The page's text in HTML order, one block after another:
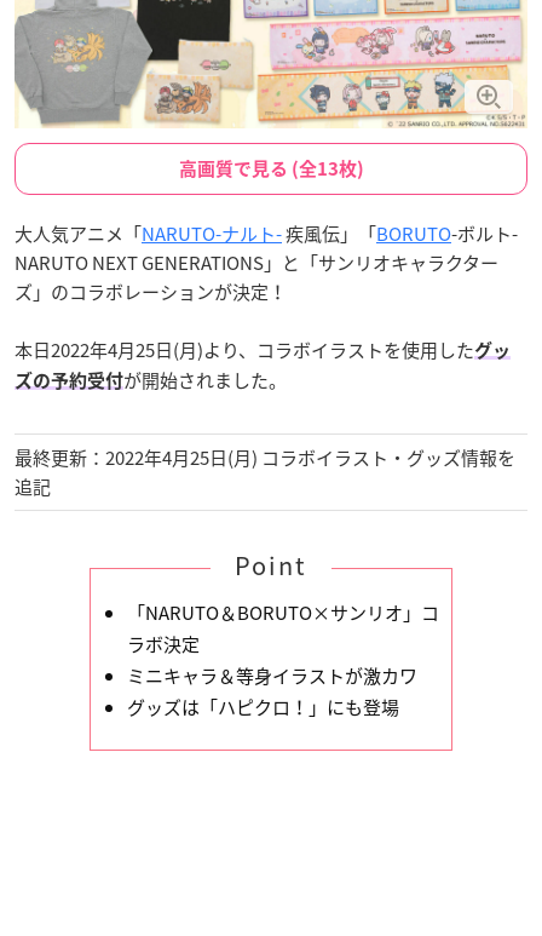
高画質で見る (全13枚)
大人気アニメ「NARUTO-ナルト-疾風伝」「BORUTO-ボルト-
NARUTO NEXT GENERATIONS」と「サンリオキャラクター
ズ」のコラボレーションが決定！
本日2022年4月25日(月)より、コラボイラストを使用したグッ
ズの予約受付が開始されました。
最終更新：2022年4月25日(月) コラボイラスト・グッズ情報を
追記
Point
「NARUTO＆BORUTO×サンリオ」コ
ラボ決定
ミニキャラ＆等身イラストが激カワ
グッズは「ハピクロ！」にも登場